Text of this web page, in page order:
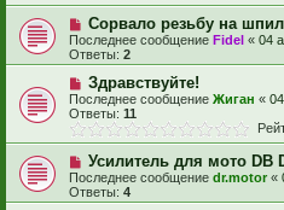
Сорвало резьбу на
Последнее сообщение Fidel « 04
Ответы: 2
Здравствуйте!
Последнее сообщение Жиган «
Ответы: 11
Усилитель для мото DB
Последнее сообщение dr.motor «
Ответы: 4